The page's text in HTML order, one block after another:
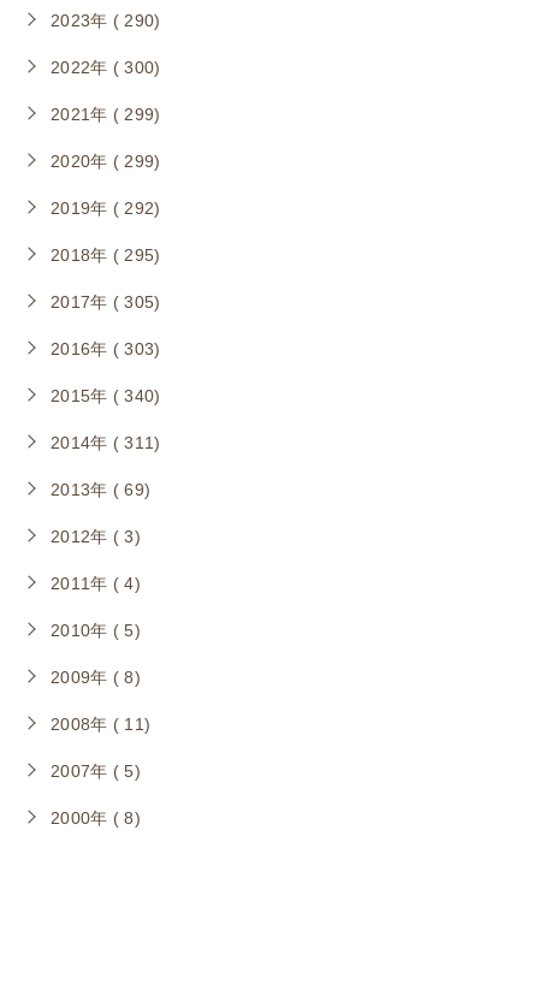
2023年 ( 290)
2022年 ( 300)
2021年 ( 299)
2020年 ( 299)
2019年 ( 292)
2018年 ( 295)
2017年 ( 305)
2016年 ( 303)
2015年 ( 340)
2014年 ( 311)
2013年 ( 69)
2012年 ( 3)
2011年 ( 4)
2010年 ( 5)
2009年 ( 8)
2008年 ( 11)
2007年 ( 5)
2000年 ( 8)